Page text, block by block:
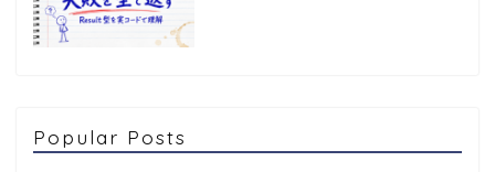
Popular Posts